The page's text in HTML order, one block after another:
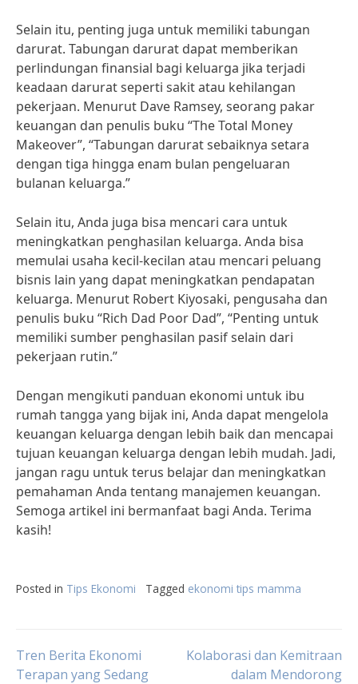
Selain itu, penting juga untuk memiliki tabungan
darurat. Tabungan darurat dapat memberikan
perlindungan finansial bagi keluarga jika terjadi
keadaan darurat seperti sakit atau kehilangan
pekerjaan. Menurut Dave Ramsey, seorang pakar
keuangan dan penulis buku “The Total Money
Makeover”, “Tabungan darurat sebaiknya setara
dengan tiga hingga enam bulan pengeluaran
bulanan keluarga.”
Selain itu, Anda juga bisa mencari cara untuk
meningkatkan penghasilan keluarga. Anda bisa
memulai usaha kecil-kecilan atau mencari peluang
bisnis lain yang dapat meningkatkan pendapatan
keluarga. Menurut Robert Kiyosaki, pengusaha dan
penulis buku “Rich Dad Poor Dad”, “Penting untuk
memiliki sumber penghasilan pasif selain dari
pekerjaan rutin.”
Dengan mengikuti panduan ekonomi untuk ibu
rumah tangga yang bijak ini, Anda dapat mengelola
keuangan keluarga dengan lebih baik dan mencapai
tujuan keuangan keluarga dengan lebih mudah. Jadi,
jangan ragu untuk terus belajar dan meningkatkan
pemahaman Anda tentang manajemen keuangan.
Semoga artikel ini bermanfaat bagi Anda. Terima
kasih!
Posted in Tips Ekonomi Tagged ekonomi tips mamma
Post
Tren Berita Ekonomi
Terapan yang Sedang
Kolaborasi dan Kemitraan
dalam Mendorong